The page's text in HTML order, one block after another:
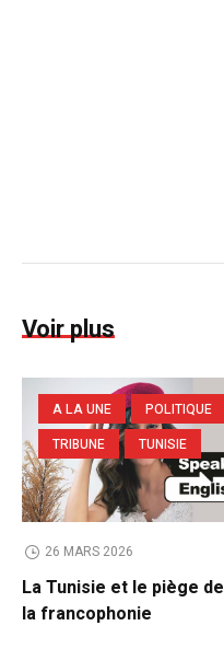
Voir plus
A LA UNE
POLITIQUE
TRIBUNE
TUNISIE
26 MARS 2026
La Tunisie et le piège de
la francophonie